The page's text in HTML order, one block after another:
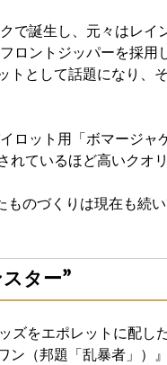
で誕生し、元々はレイ
ロントジッパーを採
トとして話題になり、
ロット用「ボマージ
れているほど高いクオ
ものづくりは現在も続
ター”
ズをエポレットに配し
ン（邦題「乱暴者」）』